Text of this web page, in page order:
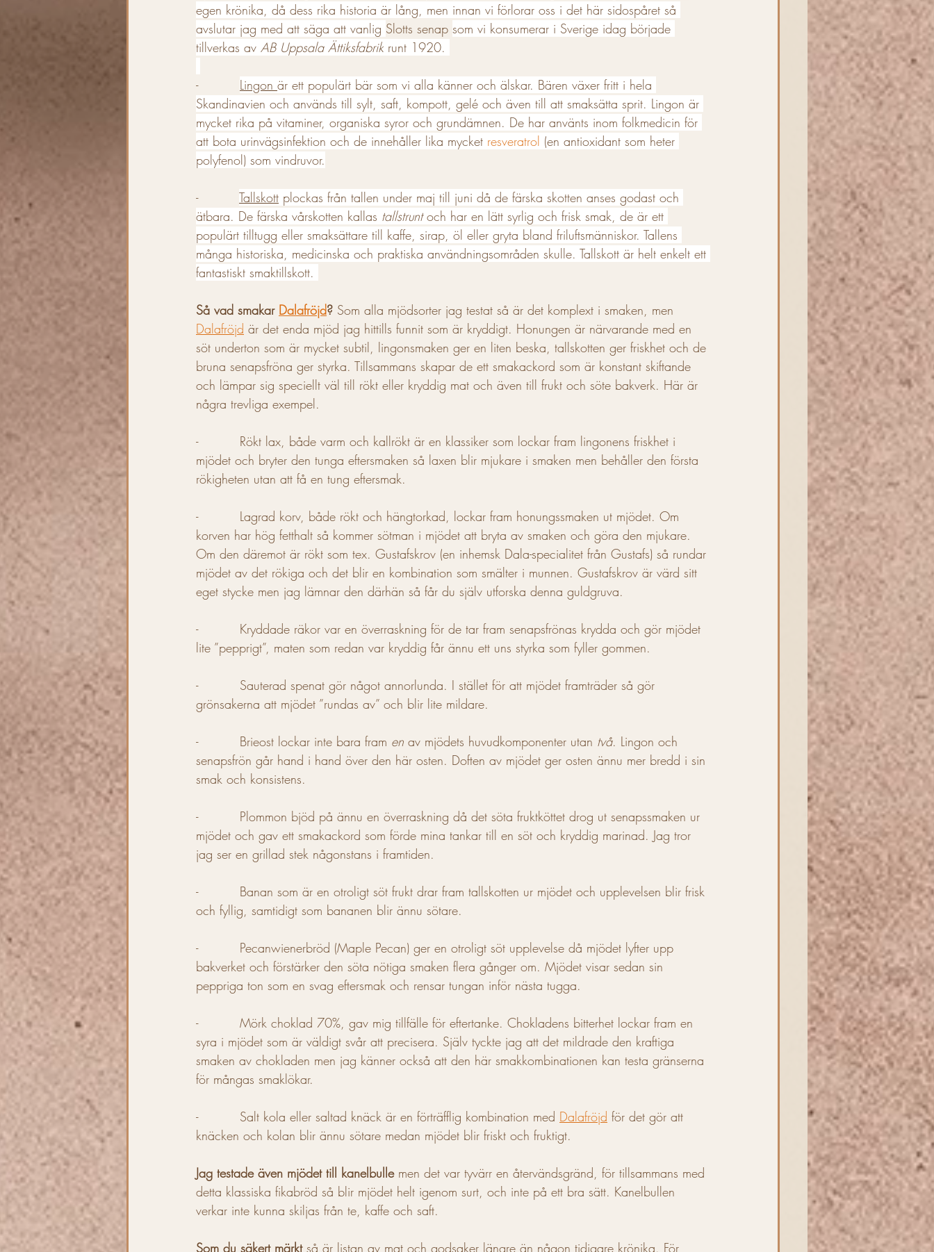
egen krönika, då dess rika historia är lång, men innan vi förlorar oss i det här sidospåret så
avslutar jag med att säga att vanlig Slotts senap som vi konsumerar i Sverige idag började
tillverkas av AB Uppsala Ättiksfabrik runt 1920.
- Lingon är ett populärt bär som vi alla känner och älskar. Bären växer fritt i hela
Skandinavien och används till sylt, saft, kompott, gelé och även till att smaksätta sprit. Lingon är
mycket rika på vitaminer, organiska syror och grundämnen. De har använts inom folkmedicin för
att bota urinvägsinfektion och de innehåller lika mycket resveratrol (en antioxidant som heter
polyfenol) som vindruvor.
- Tallskott plockas från tallen under maj till juni då de färska skotten anses godast och
ätbara. De färska vårskotten kallas tallstrunt och har en lätt syrlig och frisk smak, de är ett
populärt tilltugg eller smaksättare till kaffe, sirap, öl eller gryta bland friluftsmänniskor. Tallens
många historiska, medicinska och praktiska användningsområden skulle. Tallskott är helt enkelt ett
fantastiskt smaktillskott.
Så vad smakar Dalafröjd? Som alla mjödsorter jag testat så är det komplext i smaken, men
Dalafröjd är det enda mjöd jag hittills funnit som är kryddigt. Honungen är närvarande med en
söt underton som är mycket subtil, lingonsmaken ger en liten beska, tallskotten ger friskhet och de
bruna senapsfröna ger styrka. Tillsammans skapar de ett smakackord som är konstant skiftande
och lämpar sig speciellt väl till rökt eller kryddig mat och även till frukt och söte bakverk. Här är
några trevliga exempel.
-          Rökt lax, både varm och kallrökt är en klassiker som lockar fram lingonens friskhet i
mjödet och bryter den tunga eftersmaken så laxen blir mjukare i smaken men behåller den första
rökigheten utan att få en tung eftersmak.
-          Lagrad korv, både rökt och hängtorkad, lockar fram honungssmaken ut mjödet. Om
korven har hög fetthalt så kommer sötman i mjödet att bryta av smaken och göra den mjukare.
Om den däremot är rökt som tex. Gustafskrov (en inhemsk Dala-specialitet från Gustafs) så rundar
mjödet av det rökiga och det blir en kombination som smälter i munnen. Gustafskrov är värd sitt
eget stycke men jag lämnar den därhän så får du själv utforska denna guldgruva.
-          Kryddade räkor var en överraskning för de tar fram senapsfrönas krydda och gör mjödet
lite ”pepprigt”, maten som redan var kryddig får ännu ett uns styrka som fyller gommen.
-          Sauterad spenat gör något annorlunda. I stället för att mjödet framträder så gör
grönsakerna att mjödet ”rundas av” och blir lite mildare.
-          Brieost lockar inte bara fram en av mjödets huvudkomponenter utan två. Lingon och
senapsfrön går hand i hand över den här osten. Doften av mjödet ger osten ännu mer bredd i sin
smak och konsistens.
-          Plommon bjöd på ännu en överraskning då det söta fruktköttet drog ut senapssmaken ur
mjödet och gav ett smakackord som förde mina tankar till en söt och kryddig marinad. Jag tror
jag ser en grillad stek någonstans i framtiden.
-          Banan som är en otroligt söt frukt drar fram tallskotten ur mjödet och upplevelsen blir frisk
och fyllig, samtidigt som bananen blir ännu sötare.
-          Pecanwienerbröd (Maple Pecan) ger en otroligt söt upplevelse då mjödet lyfter upp
bakverket och förstärker den söta nötiga smaken flera gånger om. Mjödet visar sedan sin
peppriga ton som en svag eftersmak och rensar tungan inför nästa tugga.
-          Mörk choklad 70%, gav mig tillfälle för eftertanke. Chokladens bitterhet lockar fram en
syra i mjödet som är väldigt svår att precisera. Själv tyckte jag att det mildrade den kraftiga
smaken av chokladen men jag känner också att den här smakkombinationen kan testa gränserna
för mångas smaklökar.
-          Salt kola eller saltad knäck är en förträfflig kombination med Dalafröjd för det gör att
knäcken och kolan blir ännu sötare medan mjödet blir friskt och fruktigt.
Jag testade även mjödet till kanelbulle men det var tyvärr en återvändsgränd, för tillsammans med
detta klassiska fikabröd så blir mjödet helt igenom surt, och inte på ett bra sätt. Kanelbullen
verkar inte kunna skiljas från te, kaffe och saft.
Som du säkert märkt så är listan av mat och godsaker längre än någon tidigare krönika. För